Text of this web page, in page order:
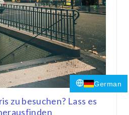
zu besuchen? Lass es
German